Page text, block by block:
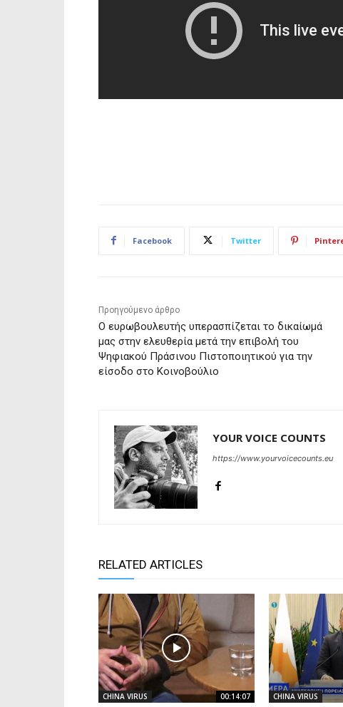
Facebook Twitter
Προηγούμενο άρθρο
Ο ευρωβουλευτής υπερασπίζεται το δικαίωμά
μας στην ελευθερία μετά την επιβολή του
Ψηφιακού Πράσινου Πιστοποιητικού για την
είσοδο στο Κοινοβούλιο
YOUR VOICE COUNTS
https://www.yourvoicecounts.eu
RELATED ARTICLES
CHINA VIRUS 00:14:07 CHINA VIRUS